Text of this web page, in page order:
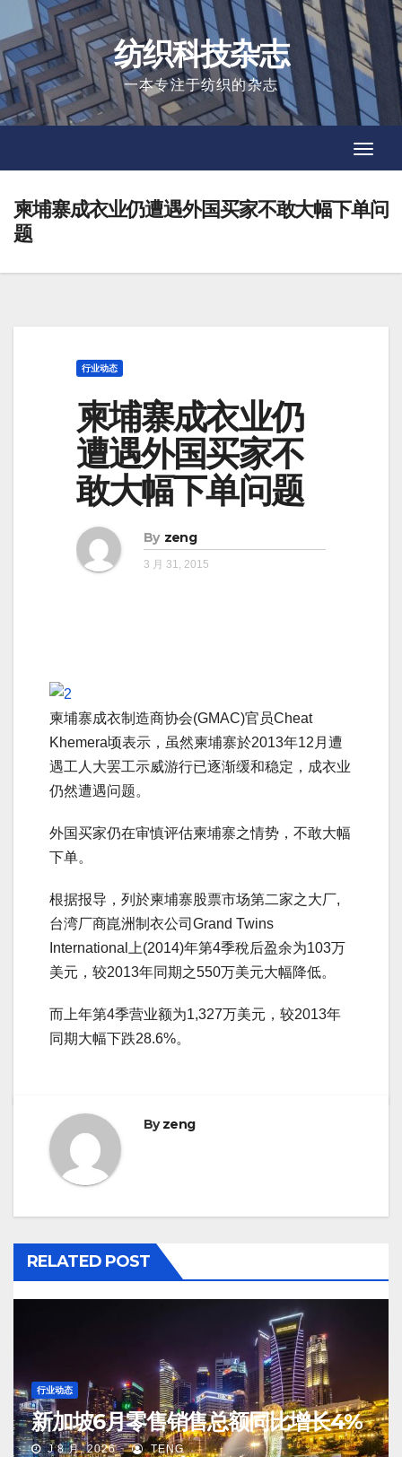
to
content
纺织科技杂志
一本专注于纺织的杂志
柬埔寨成衣业仍遭遇外国买家不敢大幅下单问
题
行业动态
柬埔寨成衣业仍
遭遇外国买家不
敢大幅下单问题
By zeng
3 月 31, 2015
柬埔寨成衣制造商协会(GMAC)官员Cheat
Khemera顷表示，虽然柬埔寨於2013年12月遭
遇工人大罢工示威游行已逐渐缓和稳定，成衣业
仍然遭遇问题。
外国买家仍在审慎评估柬埔寨之情势，不敢大幅
下单。
根据报导，列於柬埔寨股票市场第二家之大厂,
台湾厂商崑洲制衣公司Grand Twins
International上(2014)年第4季稅后盈余为103万
美元，较2013年同期之550万美元大幅降低。
而上年第4季营业额为1,327万美元，较2013年
同期大幅下跌28.6%。
Byzeng
RELATED POST
行业动态
新加坡6月零售销售总额同比增长4%
J 8 月, 2026 TENG